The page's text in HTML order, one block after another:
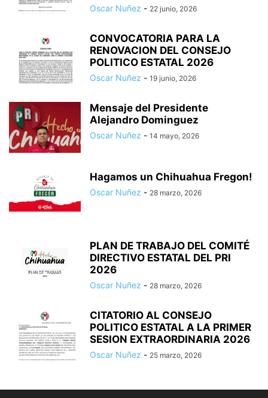
Oscar Nuñez - 22 junio, 2026
CONVOCATORIA PARA LA
RENOVACION DEL CONSEJO
POLITICO ESTATAL 2026
Oscar Nuñez - 19 junio, 2026
Mensaje del Presidente
Alejandro Dominguez
Oscar Nuñez - 14 mayo, 2026
Hagamos un Chihuahua Fregon!
Oscar Nuñez - 28 marzo, 2026
PLAN DE TRABAJO DEL COMITÉ
DIRECTIVO ESTATAL DEL PRI
2026
Oscar Nuñez - 28 marzo, 2026
CITATORIO AL CONSEJO
POLITICO ESTATAL A LA PRIMER
SESION EXTRAORDINARIA 2026
Oscar Nuñez - 25 marzo, 2026